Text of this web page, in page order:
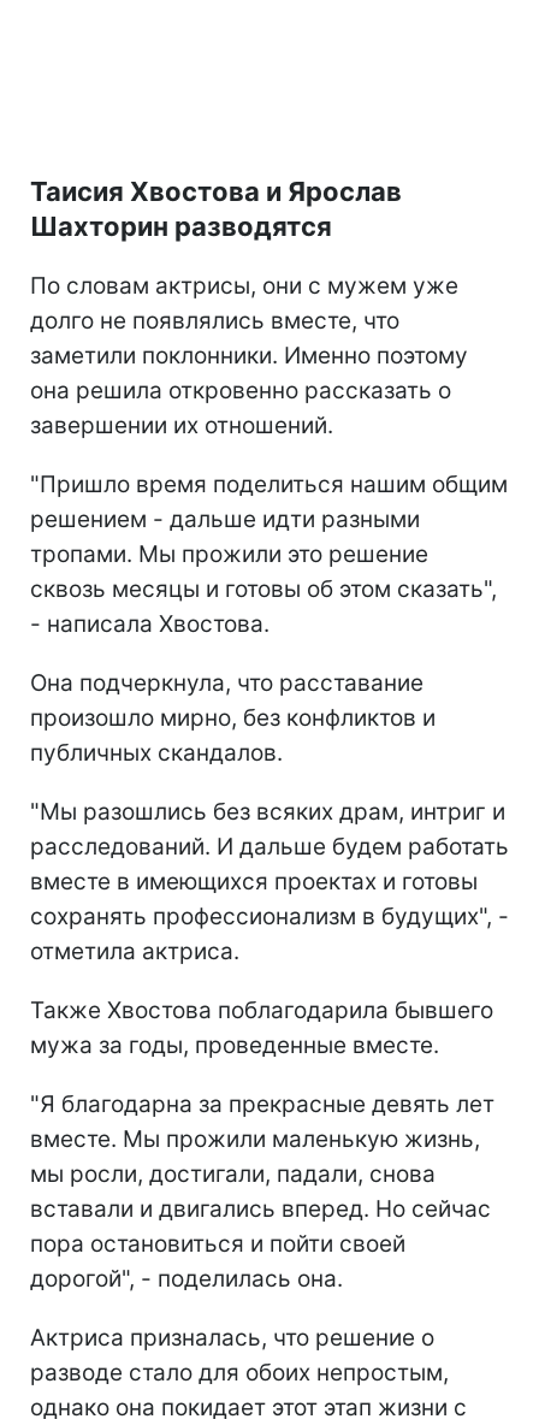
Таисия Хвостова и Ярослав
Шахторин разводятся
По словам актрисы, они с мужем уже
долго не появлялись вместе, что
заметили поклонники. Именно поэтому
она решила откровенно рассказать о
завершении их отношений.
"Пришло время поделиться нашим общим
решением - дальше идти разными
тропами. Мы прожили это решение
сквозь месяцы и готовы об этом сказать",
- написала Хвостова.
Она подчеркнула, что расставание
произошло мирно, без конфликтов и
публичных скандалов.
"Мы разошлись без всяких драм, интриг и
расследований. И дальше будем работать
вместе в имеющихся проектах и готовы
сохранять профессионализм в будущих", -
отметила актриса.
Также Хвостова поблагодарила бывшего
мужа за годы, проведенные вместе.
"Я благодарна за прекрасные девять лет
вместе. Мы прожили маленькую жизнь,
мы росли, достигали, падали, снова
вставали и двигались вперед. Но сейчас
пора остановиться и пойти своей
дорогой", - поделилась она.
Актриса призналась, что решение о
разводе стало для обоих непростым,
однако она покидает этот этап жизни с